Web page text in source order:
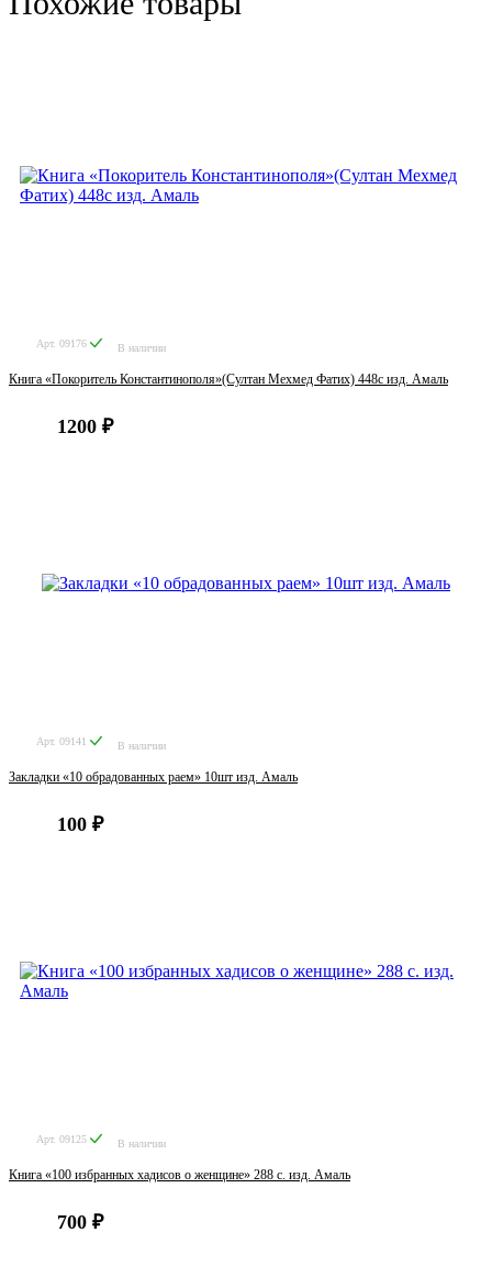
Арт. 09176 В наличии
Книга «Покоритель Константинополя»(Султан Мехмед Фатих) 448с изд. Амаль
1200 ₽
Арт. 09141 В наличии
Закладки «10 обрадованных раем» 10шт изд. Амаль
100 ₽
Арт. 09125 В наличии
Книга «100 избранных хадисов о женщине» 288 с. изд. Амаль
700 ₽